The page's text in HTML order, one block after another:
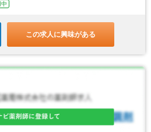
この求人に興味がある